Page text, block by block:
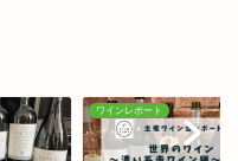
ワインレポート